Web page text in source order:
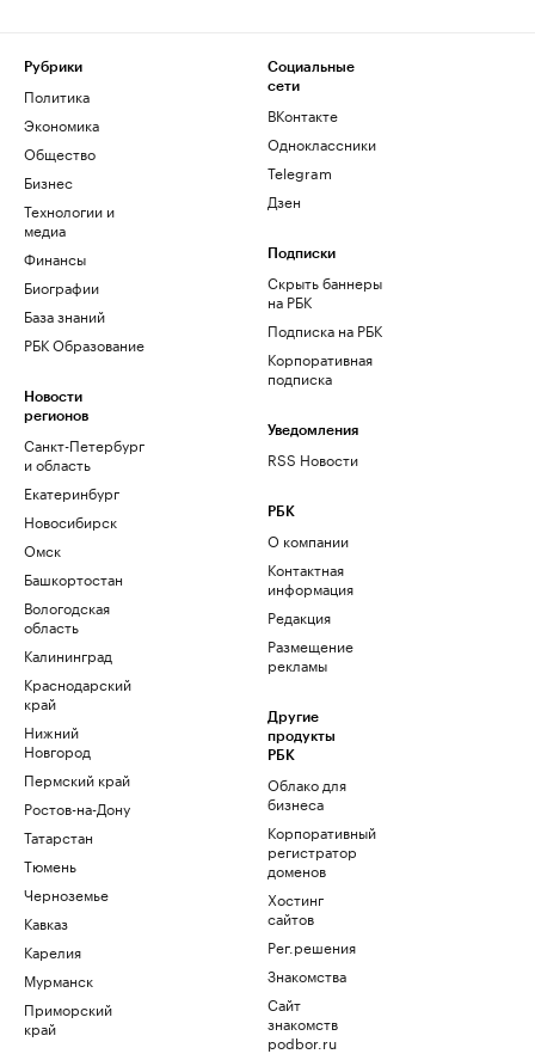
Рубрики
Политика
Экономика
Общество
Бизнес
Технологии и
медиа
Финансы
Биографии
База знаний
РБК Образование
Новости
регионов
Санкт-Петербург
и область
Екатеринбург
Новосибирск
Омск
Башкортостан
Вологодская
область
Калининград
Краснодарский
край
Нижний
Новгород
Пермский край
Ростов-на-Дону
Татарстан
Тюмень
Черноземье
Кавказ
Карелия
Мурманск
Приморский
край
Социальные
сети
ВКонтакте
Одноклассники
Telegram
Дзен
Подписки
Скрыть баннеры
на РБК
Подписка на РБК
Корпоративная
подписка
Уведомления
RSS Новости
РБК
О компании
Контактная
информация
Редакция
Размещение
рекламы
Другие
продукты
РБК
Облако для
бизнеса
Корпоративный
регистратор
доменов
Хостинг
сайтов
Рег.решения
Знакомства
Сайт
знакомств
podbor.ru